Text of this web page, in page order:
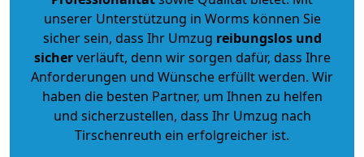
unserer Unterstützung in Worms können Sie
sicher sein, dass Ihr Umzug reibungslos und
sicherverläuft, denn wir sorgen dafür, dass Ihre
Anforderungen und Wünsche erfüllt werden. Wir
haben die besten Partner, um Ihnen zu helfen
und sicherzustellen, dass Ihr Umzug nach
Tirschenreuth ein erfolgreicher ist.